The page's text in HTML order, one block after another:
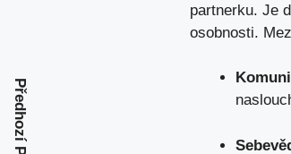
partnerku.⁢ Je
⁣osobnosti.